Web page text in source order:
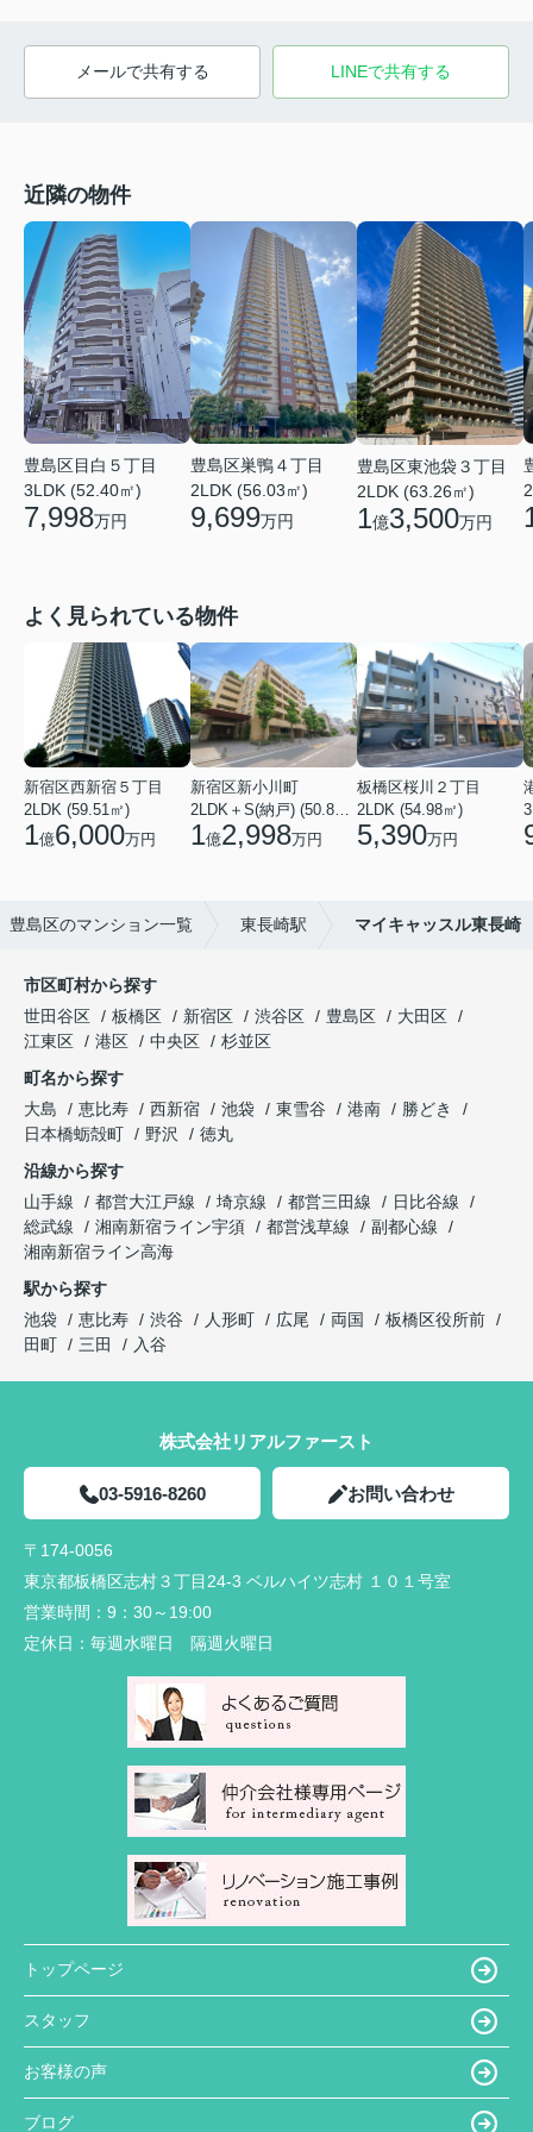
メールで共有する LINEで共有する
近隣の物件
豊島区目白５丁目
3LDK (52.40㎡)
7,998万円
豊島区巣鴨４丁目
2LDK (56.03㎡)
9,699万円
豊島区東池袋３丁目
2LDK (63.26㎡)
1億3,500万円
よく見られている物件
新宿区西新宿５丁目
2LDK (59.51㎡)
1億6,000万円
新宿区新小川町
1億2,998万円
板橋区桜川２丁目
2LDK (54.98㎡)
5,390万円
豊島区のマンション一覧 東長崎駅 マイキャッスル東長崎
市区町村から探す
世田谷区
板橋区 新宿区 渋谷区 豊島区
大田区
江東区
港区 中央区
杉並区
町名から探す
大島
恵比寿 西新宿 池袋 東雪谷 港南
勝どき
日本橋蛎殻町
野沢
徳丸
沿線から探す
山手線
都営大江戸線 埼京線 都営三田線
日比谷線
総武線
湘南新宿ライン宇須 都営浅草線
副都心線
湘南新宿ライン高海
駅から探す
池袋
恵比寿 渋谷 人形町 広尾 両国
板橋区役所前
田町
三田 入谷
株式会社リアルファースト
03-5916-8260 お問い合わせ
〒174-0056
東京都板橋区志村３丁目24-3 ベルハイツ志村 １０１号室
営業時間： 9：30～19:00
定休日： 毎週水曜日 隔週火曜日
トップページ
スタッフ
お客様の声
ブログ